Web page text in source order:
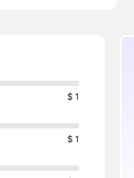
$ 1
$ 1